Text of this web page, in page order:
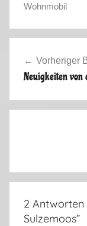
F
ü
i
n
Wohnmobil
Vorheriger
Neuigkeiten von
2 Antworten
Sulzemoos”